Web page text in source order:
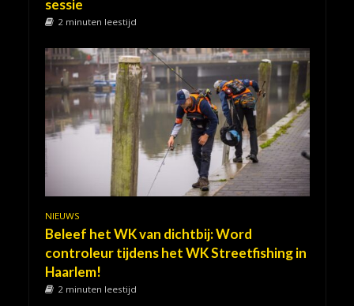
sessie
2 minuten leestijd
NIEUWS
Beleef het WK van dichtbij: Word
controleur tijdens het WK Streetfishing in
Haarlem!
2 minuten leestijd